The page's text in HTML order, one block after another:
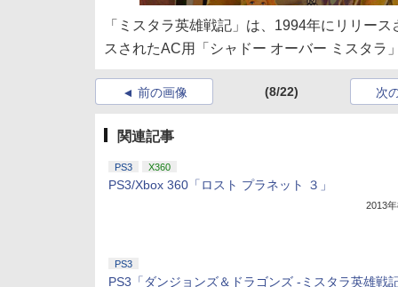
「ミスタラ英雄戦記」は、1994年にリリー
スされたAC用「シャドー オーバー ミスタラ
前の画像 (8/22) 次
関連記事
PS3 X360
PS3/Xbox 360「ロスト プラネット ３」
2013
PS3
PS3「ダンジョンズ＆ドラゴンズ -ミスタラ英雄戦